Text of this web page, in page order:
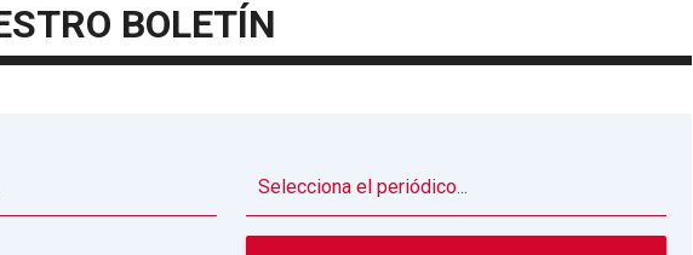
BOLETÍN